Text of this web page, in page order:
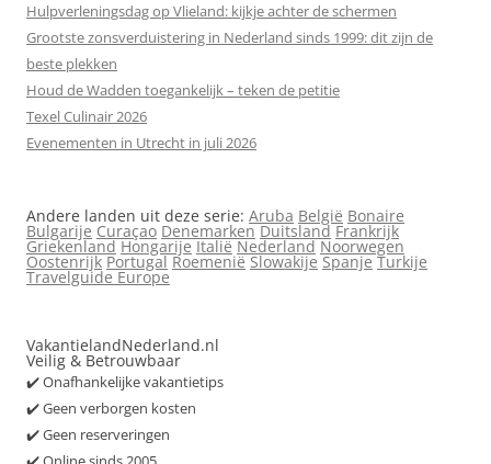
Hulpverleningsdag op Vlieland: kijkje achter de schermen
Grootste zonsverduistering in Nederland sinds 1999: dit zijn de
beste plekken
Houd de Wadden toegankelijk – teken de petitie
Texel Culinair 2026
Evenementen in Utrecht in juli 2026
Andere landen uit deze serie: Aruba België Bonaire
Bulgarije Curaçao Denemarken Duitsland Frankrijk
Griekenland Hongarije Italië Nederland Noorwegen
Oostenrijk Portugal Roemenië Slowakije Spanje Turkije
Travelguide Europe
VakantielandNederland.nl
Veilig & Betrouwbaar
✔️ Onafhankelijke vakantietips
✔️ Geen verborgen kosten
✔️ Geen reserveringen